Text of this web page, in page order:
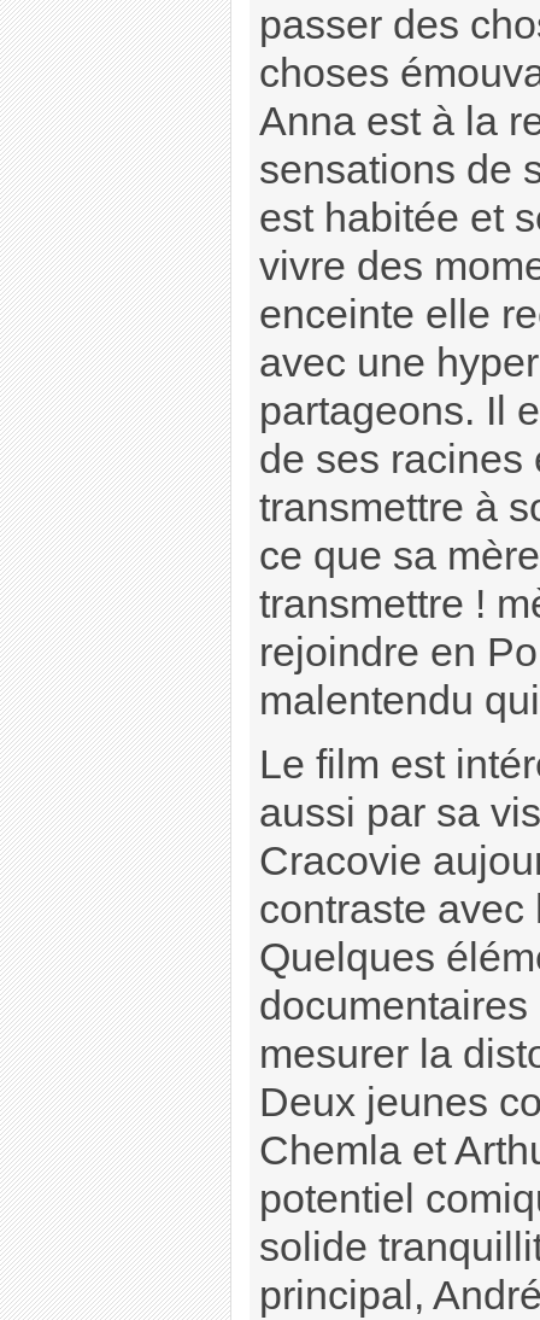
passer des
choses
Anna est à la
sensations de
est habitée et
vivre des
enceinte elle
avec une
partageons. Il
de ses racines
transmettre à
ce que sa
transmettre !
rejoindre en
malentendu
Le film est
aussi par sa
Cracovie
contraste avec
Quelques
mesurer la
Deux jeunes
Chemla et
potentiel
solide
principal,